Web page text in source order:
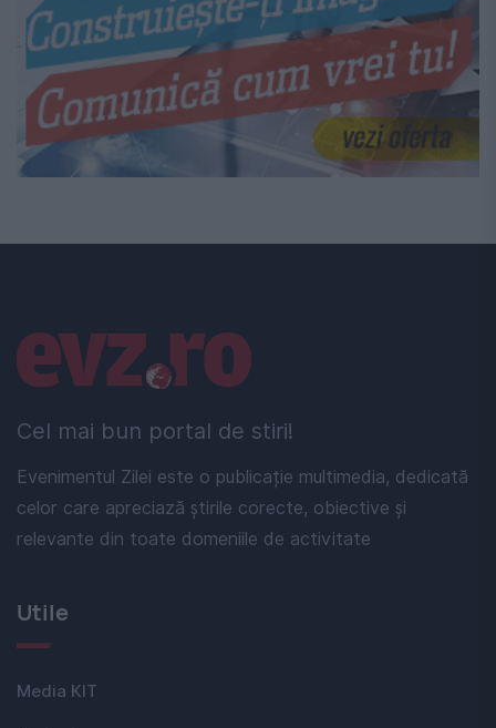
Cel mai bun portal de stiri!
Evenimentul Zilei este o publicație multimedia, dedicată
celor care apreciază știrile corecte, obiective și
relevante din toate domeniile de activitate
Linkuri utile
Utile
Media KIT